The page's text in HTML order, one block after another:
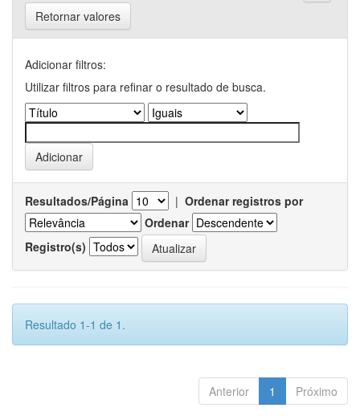
Retornar valores
Adicionar filtros:
Utilizar filtros para refinar o resultado de busca.
Resultados/Página | Ordenar registros por
Ordenar
Registro(s)
Resultado 1-1 de 1.
Anterior 1 Próximo